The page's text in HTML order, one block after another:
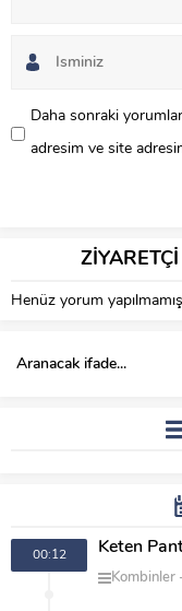
Daha sonraki
adresim ve site
Henüz yorum
00:12 Keten
Kombinler